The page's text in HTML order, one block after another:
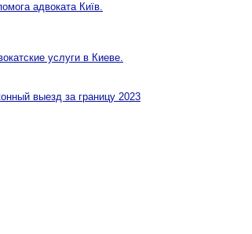
адвоката Київ.
услуги в Киеве.
выезд за границу 2023